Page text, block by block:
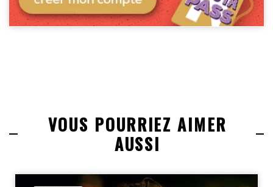
VOUS POURRIEZ AIMER
AUSSI